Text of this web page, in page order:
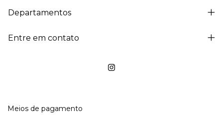
Departamentos
Entre em contato
Meios de pagamento